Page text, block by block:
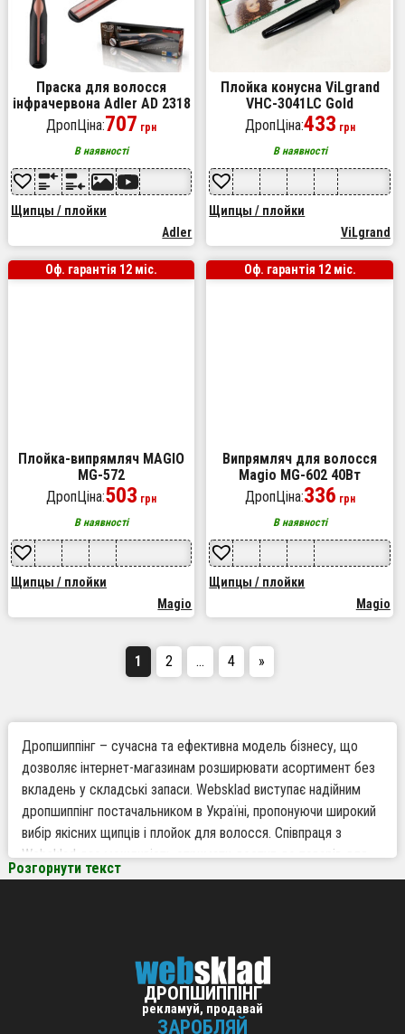
Праска для волосся
інфрачервона Adler AD 2318
120Вт
ДропЦіна:707 грн
В наявності
Щипцы / плойки
Adler
Плойка конусна ViLgrand
VHC-3041LC Gold
ДропЦіна:433 грн
В наявності
Щипцы / плойки
ViLgrand
Плойка-випрямляч MAGIO
MG-572
ДропЦіна:503 грн
В наявності
Щипцы / плойки
Magio
Оф. гарантія 12 міс.
Випрямляч для волосся
Magio MG-602 40Вт
ДропЦіна:336 грн
В наявності
Щипцы / плойки
Magio
Оф. гарантія 12 міс.
1 2 … 4 »
Дропшиппінг – сучасна та ефективна модель бізнесу, що
дозволяє інтернет-магазинам розширювати асортимент без
вкладень у складські запаси. Websklad виступає надійним
дропшиппінг постачальником в Україні, пропонуючи широкий
вибір якісних щипців і плойок для волосся. Співпраця з
Websklad дає можливість отримати доступ до товарів для
дропшиппінгу з швидкою обробкою та відправкою
Чому варто працювати по дропшиппінгу з
Розгорнути текст
ДРОПШИППІНГ
рекламуй, продавай
ЗАРОБЛЯЙ